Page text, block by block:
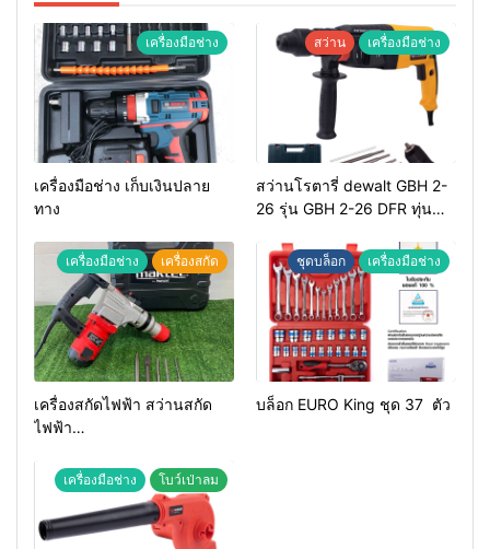
เครื่องมือช่าง
เครื่องมือช่าง เก็บเงินปลาย
ทาง
สว่าน เครื่องมือช่าง
สว่านโรตารี่ dewalt GBH 2-
26 รุ่น GBH 2-26 DFR ทุ่น
เครื่องมือช่าง เครื่องสกัด
เครื่องสกัดไฟฟ้า สว่านสกัด
ไฟฟ้า
ชุดบล็อก เครื่องมือช่าง
บล็อก EURO King ชุด 37 ตัว
เครื่องมือช่าง โบว์เป่าลม